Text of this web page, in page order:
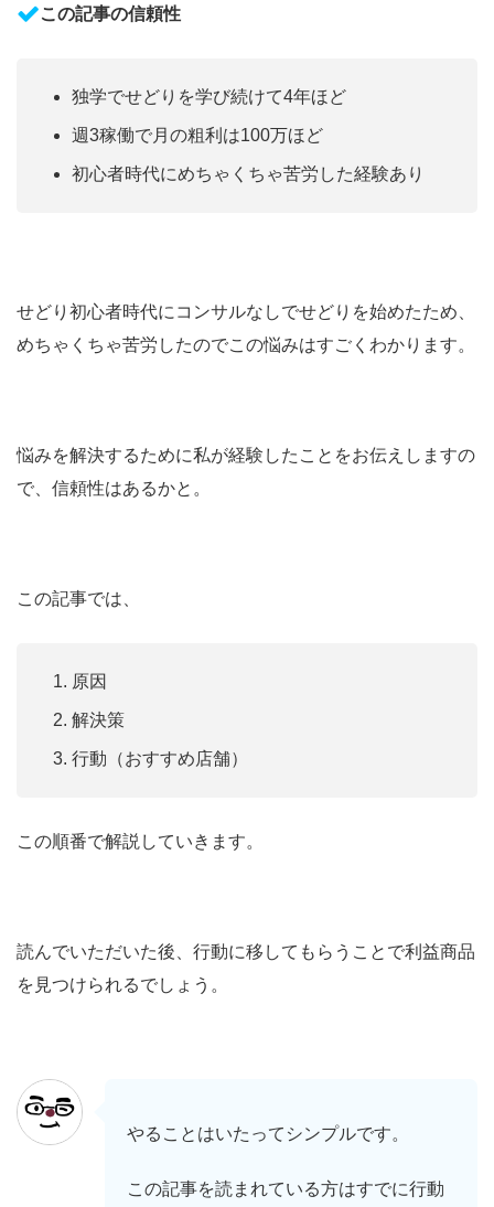
この記事の信頼性
独学でせどりを学び続けて4年ほど
週3稼働で月の粗利は100万ほど
初心者時代にめちゃくちゃ苦労した経験あり
せどり初心者時代にコンサルなしでせどりを始めたため、
めちゃくちゃ苦労したのでこの悩みはすごくわかります。
悩みを解決するために私が経験したことをお伝えしますの
で、信頼性はあるかと。
この記事では、
原因
解決策
行動（おすすめ店舗）
この順番で解説していきます。
読んでいただいた後、行動に移してもらうことで利益商品
を見つけられるでしょう。
やることはいたってシンプルです。
この記事を読まれている方はすでに行動